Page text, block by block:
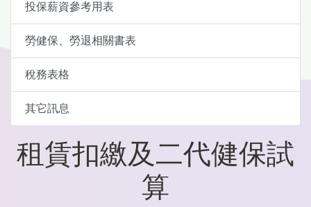
投保薪資參考用表
勞健保、勞退相關書表
稅務表格
其它訊息
租賃扣繳及二代健保試
算